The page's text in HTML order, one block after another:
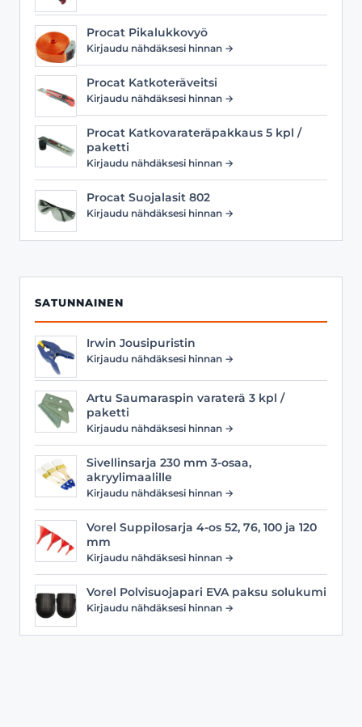
Procat Pikalukkovyö
Kirjaudu nähdäksesi hinnan →
Procat Katkoteräveitsi
Kirjaudu nähdäksesi hinnan →
Procat Katkovarateräpakkaus 5 kpl /
paketti
Kirjaudu nähdäksesi hinnan →
Procat Suojalasit 802
Kirjaudu nähdäksesi hinnan →
SATUNNAINEN
Irwin Jousipuristin
Kirjaudu nähdäksesi hinnan →
Artu Saumaraspin varaterä 3 kpl /
paketti
Kirjaudu nähdäksesi hinnan →
Sivellinsarja 230 mm 3-osaa,
akryylimaalille
Kirjaudu nähdäksesi hinnan →
Vorel Suppilosarja 4-os 52, 76, 100 ja 120
mm
Kirjaudu nähdäksesi hinnan →
Vorel Polvisuojapari EVA paksu solukumi
Kirjaudu nähdäksesi hinnan →